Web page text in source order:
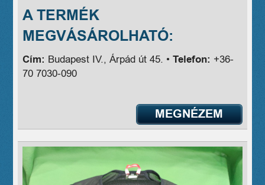
A TERMÉK
MEGVÁSÁROLHATÓ:
Cím: Budapest IV., Árpád út 45. •Telefon: +36-
70 7030-090
MEGNÉZEM